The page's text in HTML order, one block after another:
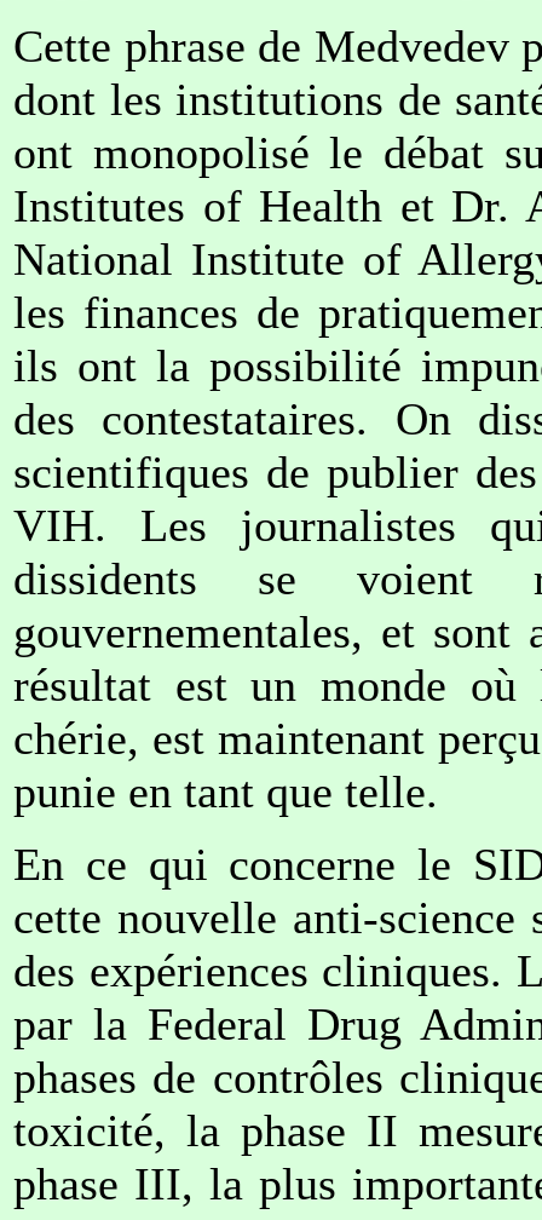
Cette phrase de Medvedev
dont les institutions de
ont monopolisé le débat
Institutes of Health et Dr.
National Institute of
les finances de
ils ont la possibilité
des contestataires. On
scientifiques de publier
VIH. Les journalistes
dissidents se voient
gouvernementales, et
résultat est un monde
chérie, est maintenant
punie en tant que telle.
En ce qui concerne le
cette nouvelle anti-science
des expériences cliniques.
par la Federal Drug
phases de contrôles
toxicité, la phase II
phase III, la plus